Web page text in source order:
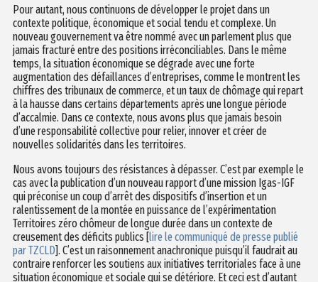
Pour autant, nous continuons de développer le projet dans un
contexte politique, économique et social tendu et complexe. Un
nouveau gouvernement va être nommé avec un parlement plus que
jamais fracturé entre des positions irréconciliables. Dans le même
temps, la situation économique se dégrade avec une forte
augmentation des défaillances d’entreprises, comme le montrent les
chiffres des tribunaux de commerce, et un taux de chômage qui repart
à la hausse dans certains départements après une longue période
d’accalmie. Dans ce contexte, nous avons plus que jamais besoin
d’une responsabilité collective pour relier, innover et créer de
nouvelles solidarités dans les territoires.
Nous avons toujours des résistances à dépasser. C’est par exemple le
cas avec la publication d’un nouveau rapport d’une mission Igas-IGF
qui préconise un coup d’arrêt des dispositifs d’insertion et un
ralentissement de la montée en puissance de l’expérimentation
Territoires zéro chômeur de longue durée dans un contexte de
creusement des déficits publics [lire le communiqué de presse publié
par TZCLD]. C’est un raisonnement anachronique puisqu’il faudrait au
contraire renforcer les soutiens aux initiatives territoriales face à une
situation économique et sociale qui se détériore. Et ceci est d’autant